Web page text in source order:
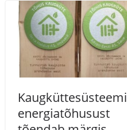
Kaugküttesüsteemi
energiatõhusust